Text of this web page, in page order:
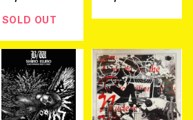
CORE&PUNK】
(MAGAZINE)
SOLD OUT